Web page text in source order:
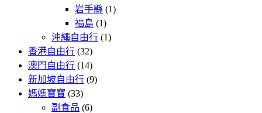
岩手縣 (1)
福島 (1)
沖繩自由行 (1)
香港自由行 (32)
澳門自由行 (14)
新加坡自由行 (9)
媽媽寶寶 (33)
副食品 (6)